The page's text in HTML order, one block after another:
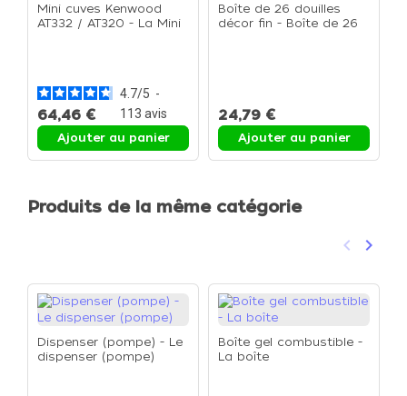
Mini cuves Kenwood
AT332 / AT320 - La Mini
4.7/5 -
113 avis
64,46 €
Ajouter au panier
Boîte de 26 douilles
décor fin - Boîte de 26
24,79 €
Ajouter au panier
Produits de la même catégorie
Précédent
keyboard_arrow_left keyboard_arrow_right
Dispenser (pompe) - Le
dispenser (pompe)
Boîte gel combustible -
La boîte